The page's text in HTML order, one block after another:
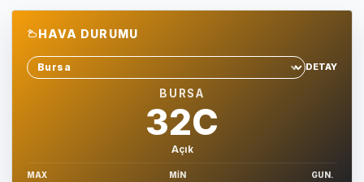
HAVA DURUMU
Sehir sec
DETAY
BURSA
32C
Açık
MAX MIN GUN.